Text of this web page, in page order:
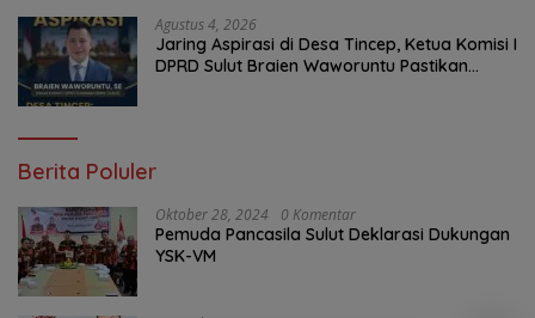
Agustus 4, 2026
Jaring Aspirasi di Desa Tincep, Ketua Komisi I
DPRD Sulut Braien Waworuntu Pastikan
Berita Poluler
Oktober 28, 2024 0 Komentar
Pemuda Pancasila Sulut Deklarasi Dukungan
YSK-VM